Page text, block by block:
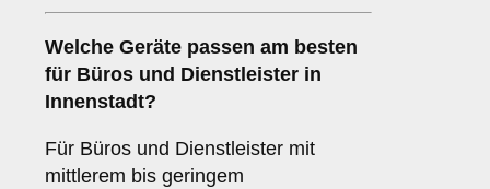
Welche Geräte passen am besten
für Büros und Dienstleister in
Innenstadt?
Für Büros und Dienstleister mit
mittlerem bis geringem